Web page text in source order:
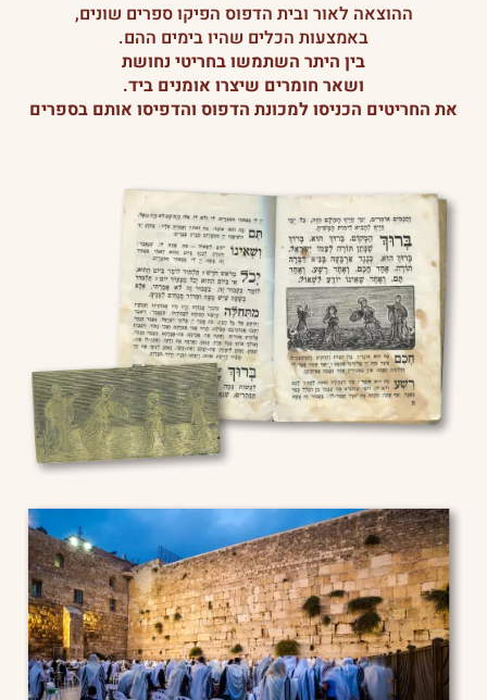
ההוצאה לאור ובית הדפוס הפיקו ספרים שונים,
באמצעות הכלים שהיו בימים ההם.
בין היתר השתמשו בחריטי נחושת
ושאר חומרים שיצרו אומנים ביד.
את החריטים הכניסו למכונת הדפוס והדפיסו אותם בספרים